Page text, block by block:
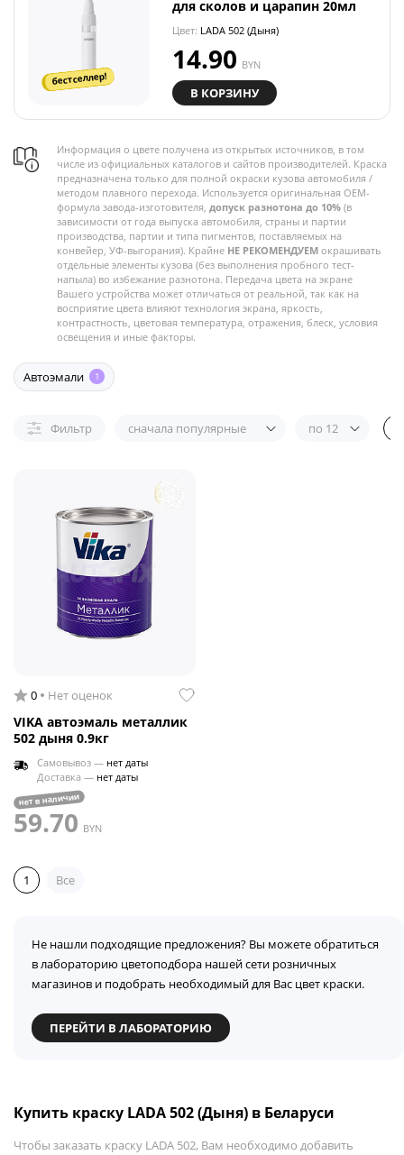
бестселлер!
для сколов и царапин 20мл
Цвет: LADA 502 (Дыня)
14.90 BYN
В КОРЗИНУ
Информация о цвете получена из открытых источников, в том
числе из официальных каталогов и сайтов производителей. Краска
предназначена только для полной окраски кузова автомобиля /
методом плавного перехода. Используется оригинальная OEM-
формула завода-изготовителя, допуск разнотона до 10% (в
зависимости от года выпуска автомобиля, страны и партии
производства, партии и типа пигментов, поставляемых на
конвейер, УФ-выгорания). Крайне НЕ РЕКОМЕНДУЕМ окрашивать
отдельные элементы кузова (без выполнения пробного тест-
напыла) во избежание разнотона. Передача цвета на экране
Вашего устройства может отличаться от реальной, так как на
восприятие цвета влияют технология экрана, яркость,
контрастность, цветовая температура, отражения, блеск, условия
освещения и иные факторы.
Автоэмали 1
Фильтр сначала популярные по 12
0 Нет оценок
VIKA автоэмаль металлик
502 дыня 0.9кг
Самовывоз — нет даты
Доставка — нет даты
нет в наличии
59.70 BYN
1 Все
Не нашли подходящие предложения? Вы можете обратиться
в лабораторию цветоподбора нашей сети розничных
магазинов и подобрать необходимый для Вас цвет краски.
ПЕРЕЙТИ В ЛАБОРАТОРИЮ
Купить краску LADA 502 (Дыня) в Беларуси
Чтобы заказать краску LADA 502, Вам необходимо добавить